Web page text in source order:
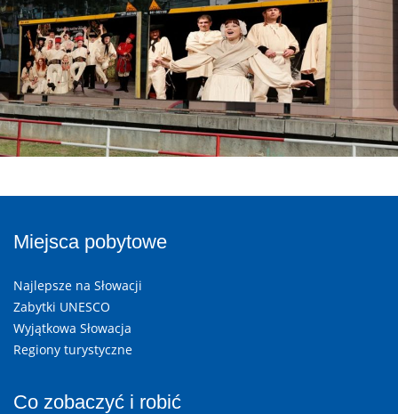
Miejsca pobytowe
Najlepsze na Słowacji
Zabytki UNESCO
Wyjątkowa Słowacja
Regiony turystyczne
Co zobaczyć i robić